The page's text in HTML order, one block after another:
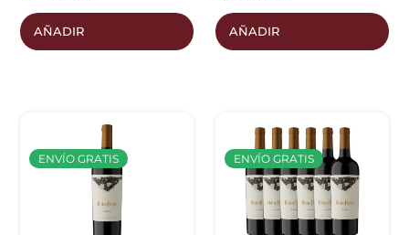
AÑADIR AÑADIR
ENVÍO GRATIS ENVÍO GRATIS